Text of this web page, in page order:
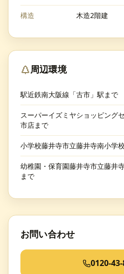
構造 木造2階建
周辺環境
駅近鉄南大阪線「古市」駅まで
スーパーイズミヤショッピング
市店まで
小学校藤井寺市立藤井寺南小学
幼稚園・保育園藤井寺市立藤井
まで
お問い合わせ
0120-